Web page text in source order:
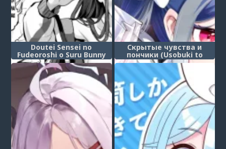
Doutei Sensei no
Fudeoroshi o Suru Bunny
Alice (Bunny Alice is Going
to Take Sensei's Virginity)
Скрытые чувства и
пончики (Usobuki to
Donuts o Motte)